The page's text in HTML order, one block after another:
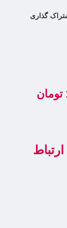
گذاری
تومان